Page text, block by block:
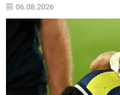
ulusal federasyonlara verilen
eleştirilere...
06.08.2026